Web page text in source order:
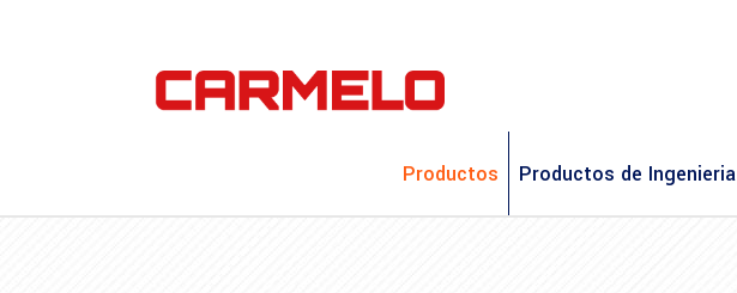
Productos Productos de Ingenieria